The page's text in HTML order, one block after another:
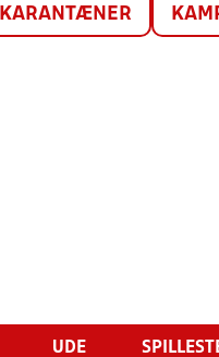
KARANTÆNER
UDE